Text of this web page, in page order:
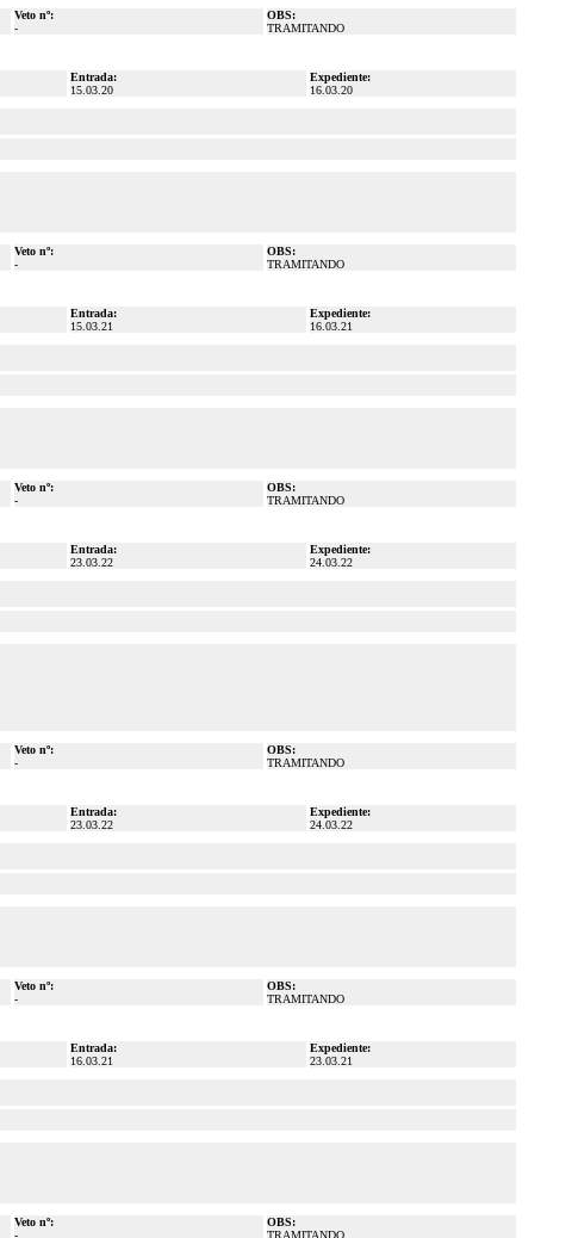
Veto nº:
-
OBS:
TRAMITANDO
Entrada:
15.03.20
Expediente:
16.03.20
Veto nº:
-
OBS:
TRAMITANDO
Entrada:
15.03.21
Expediente:
16.03.21
Veto nº:
-
OBS:
TRAMITANDO
Entrada:
23.03.22
Expediente:
24.03.22
Veto nº:
-
OBS:
TRAMITANDO
Entrada:
23.03.22
Expediente:
24.03.22
Veto nº:
-
OBS:
TRAMITANDO
Entrada:
16.03.21
Expediente:
23.03.21
Veto nº:
-
OBS:
TRAMITANDO